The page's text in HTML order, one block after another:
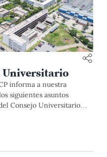
Universitario
informa a nuestra
siguientes asuntos
Consejo Universitario
abril de 2026: El rector